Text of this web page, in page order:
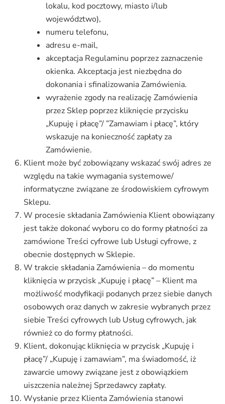
lokalu, kod pocztowy, miasto i/lub
województwo),
numeru telefonu,
adresu e-mail,
akceptacja Regulaminu poprzez zaznaczenie
okienka. Akceptacja jest niezbędna do
dokonania i sfinalizowania Zamówienia.
wyrażenie zgody na realizację Zamówienia
przez Sklep poprzez kliknięcie przycisku
„Kupuję i płacę”/ ”Zamawiam i płacę”, który
wskazuje na konieczność zapłaty za
Zamówienie.
Klient może być zobowiązany wskazać swój adres ze
względu na takie wymagania systemowe/
informatyczne związane ze środowiskiem cyfrowym
Sklepu.
W procesie składania Zamówienia Klient obowiązany
jest także dokonać wyboru co do formy płatności za
zamówione Treści cyfrowe lub Usługi cyfrowe, z
obecnie dostępnych w Sklepie.
W trakcie składania Zamówienia – do momentu
kliknięcia w przycisk „Kupuję i płacę” – Klient ma
możliwość modyfikacji podanych przez siebie danych
osobowych oraz danych w zakresie wybranych przez
siebie Treści cyfrowych lub Usług cyfrowych, jak
również co do formy płatności.
Klient, dokonując kliknięcia w przycisk „Kupuję i
płacę”/ „Kupuję i zamawiam”, ma świadomość, iż
zawarcie umowy związane jest z obowiązkiem
uiszczenia należnej Sprzedawcy zapłaty.
Wysłanie przez Klienta Zamówienia stanowi